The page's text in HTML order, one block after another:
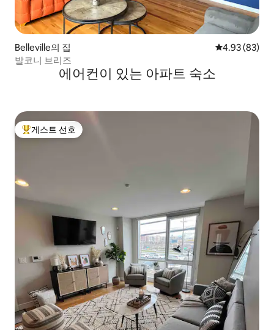
Belleville의 집 평점 4.93점(5
4.93 (83)
발코니 브리즈
에어컨이 있는 아파트 숙소
상위 게스트 선호
게스트 선호